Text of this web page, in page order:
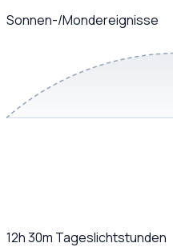
Sonnen-/Mondereignisse
12h 30m Tageslichtstunden